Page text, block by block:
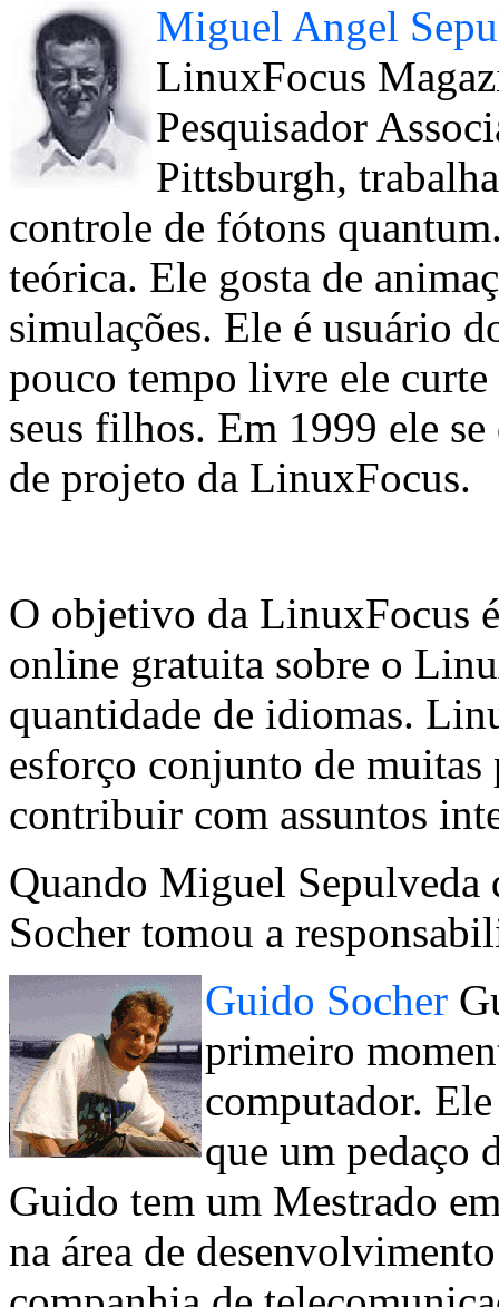
Miguel Angel
LinuxFocus
Pesquisador
Pittsburgh,
controle de fótons
teórica. Ele gosta de
simulações. Ele é usuário
pouco tempo livre ele
seus filhos. Em 1999 ele
de projeto da LinuxFocus.
O objetivo da LinuxFocus
online gratuita sobre o
quantidade de idiomas.
esforço conjunto de muitas
contribuir com assuntos
Quando Miguel
Socher tomou a
Guido Socher
primeiro
computador.
que um pedaço
Guido tem um Mestrado
na área de